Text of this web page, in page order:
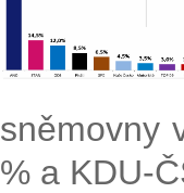
sněmovny
% a KDU-